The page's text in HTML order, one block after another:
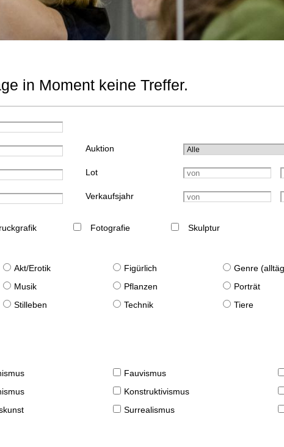
in Moment keine Treffer.
Auktion
Lot
Verkaufsjahr
Fotografie Skulptur
Akt/Erotik Figürlich Genre
Musik Pflanzen Porträt
Stilleben Technik Tiere
Fauvismus
Konstruktivismus
Surrealismus